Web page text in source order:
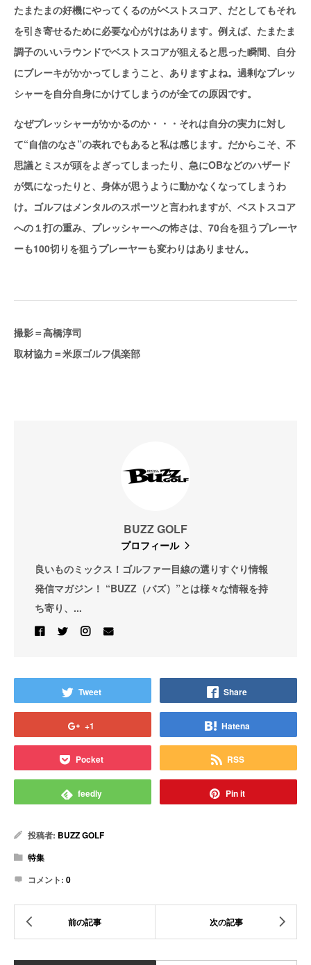
たまたまの好機にやってくるのがベストスコア、だとしてもそれ
を引き寄せるために必要な心がけはあります。例えば、たまたま
調子のいいラウンドでベストスコアが狙えると思った瞬間、自分
にブレーキがかかってしまうこと、ありますよね。過剰なプレッ
シャーを自分自身にかけてしまうのが全ての原因です。
なぜプレッシャーがかかるのか・・・それは自分の実力に対し
て“自信のなさ”の表れでもあると私は感じます。だからこそ、不
思議とミスが頭をよぎってしまったり、急にOBなどのハザード
が気になったりと、身体が思うように動かなくなってしまうわ
け。ゴルフはメンタルのスポーツと言われますが、ベストスコア
への１打の重み、プレッシャーへの怖さは、70台を狙うプレーヤ
ーも100切りを狙うプレーヤーも変わりはありません。
撮影＝高橋淳司
取材協力＝米原ゴルフ倶楽部
BUZZ GOLF
プロフィール
良いものミックス！ゴルファー目線の選りすぐり情報
発信マガジン！ “BUZZ（バズ）”とは様々な情報を持
ち寄り、...
Tweet Share
+1 Hatena
Pocket RSS
feedly Pin it
投稿者: BUZZ GOLF
特集
コメント: 0